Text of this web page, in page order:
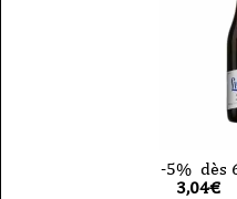
-5% dès
3,04€